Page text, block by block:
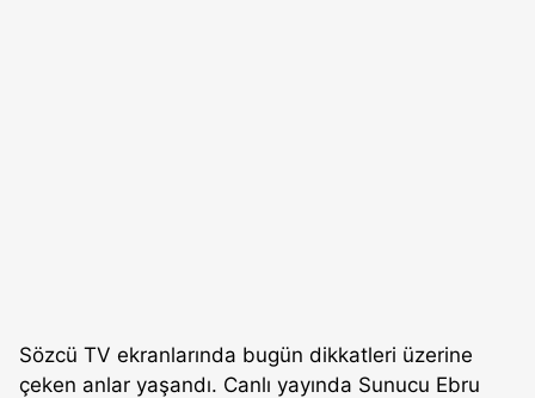
Sözcü TV ekranlarında bugün dikkatleri üzerine
çeken anlar yaşandı. Canlı yayında Sunucu Ebru